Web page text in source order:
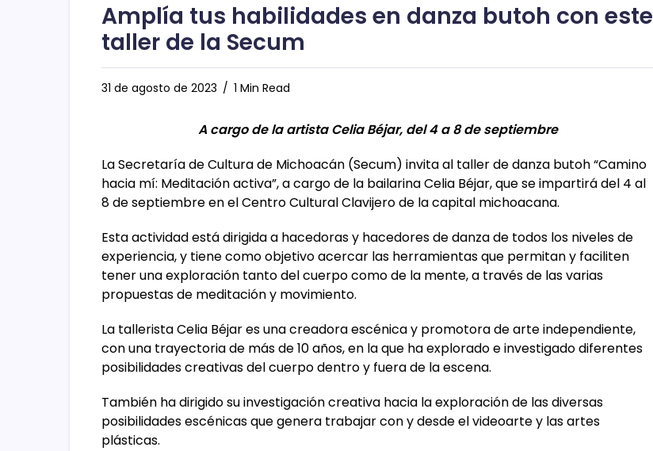
Amplía tus habilidades en danza butoh con este
taller de la Secum
31 de agosto de 2023 1 Min Read
A cargo de la artista Celia Béjar, del 4 a 8 de septiembre
La Secretaría de Cultura de Michoacán (Secum) invita al taller de danza butoh “Camino
hacia mí: Meditación activa”, a cargo de la bailarina Celia Béjar, que se impartirá del 4 al
8 de septiembre en el Centro Cultural Clavijero de la capital michoacana.
Esta actividad está dirigida a hacedoras y hacedores de danza de todos los niveles de
experiencia, y tiene como objetivo acercar las herramientas que permitan y faciliten
tener una exploración tanto del cuerpo como de la mente, a través de las varias
propuestas de meditación y movimiento.
La tallerista Celia Béjar es una creadora escénica y promotora de arte independiente,
con una trayectoria de más de 10 años, en la que ha explorado e investigado diferentes
posibilidades creativas del cuerpo dentro y fuera de la escena.
También ha dirigido su investigación creativa hacia la exploración de las diversas
posibilidades escénicas que genera trabajar con y desde el videoarte y las artes
plásticas.